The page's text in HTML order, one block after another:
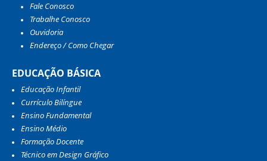
Fale Conosco
Trabalhe Conosco
Ouvidoria
Endereço / Como Chegar
EDUCAÇÃO BÁSICA
Educação Infantil
Currículo Bilíngue
Ensino Fundamental
Ensino Médio
Formação Docente
Técnico em Design Gráfico